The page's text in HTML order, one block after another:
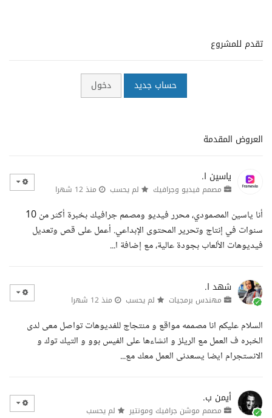
تقدم للمشروع
حساب جديد دخول
العروض المقدمة
ياسين ا.
مصمم فيديو وجرافيك لم يحسب منذ 12 شهرا
أنا ياسين المصمودي، محرر فيديو ومصمم جرافيك بخبرة أكثر من 10
سنوات في إنتاج وتحرير المحتوى الإبداعي. أعمل على قص وتعديل
فيديوهات الألعاب بجودة عالية، مع إضافة ا...
شهد ا.
مهندس برمجيات لم يحسب منذ 12 شهرا
السلام عليكم انا مصممه مواقع و منتجاج للفديوهات تواصل معى لدى
الخبره ف العمل مع الريلز و انشاءها على الفيس بوو و التيك توك و
الانستجرام ايضا يسعدنى العمل معك مع...
أيمن ب.
مصمم موشن جرافيك ومونتير
لم يحسب